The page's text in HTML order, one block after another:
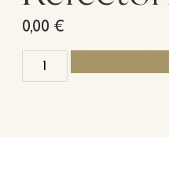
0,00 €